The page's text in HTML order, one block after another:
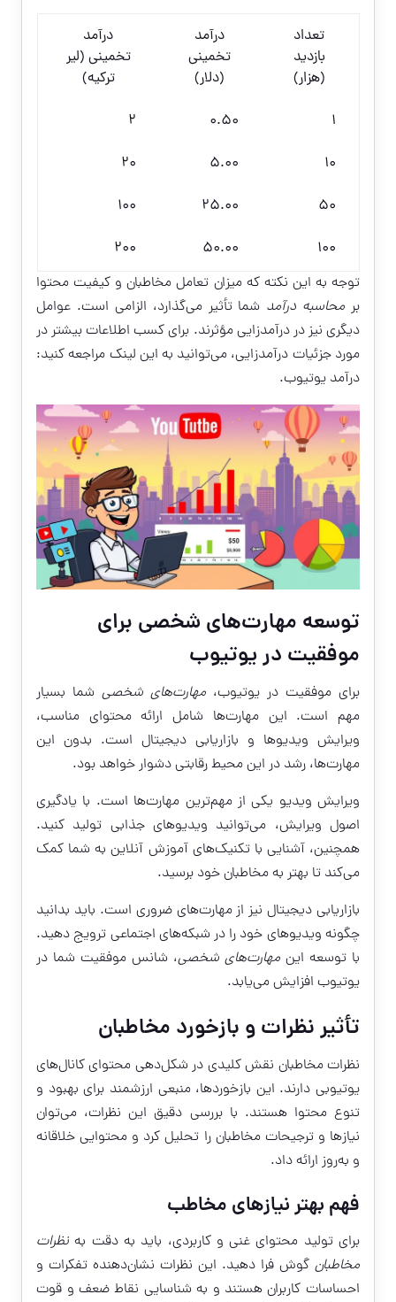
تعداد
بازدید
(هزار)
درآمد
تخمینی
(دلار)
درآمد
تخمینی (لیر
ترکیه)
1
0.50
2
10
5.00
20
50
25.00
100
100
50.00
200
توجه به این نکته که میزان تعامل مخاطبان و کیفیت محتوا
بر محاسبه درآمد شما تأثیر می‌گذارد، الزامی است. عوامل
دیگری نیز در درآمدزایی مؤثرند. برای کسب اطلاعات بیشتر در
مورد جزئیات درآمدزایی، می‌توانید به این لینک مراجعه کنید:
درآمد یوتیوب.
توسعه مهارت‌های شخصی برای
موفقیت در یوتیوب
برای موفقیت در یوتیوب، مهارت‌های شخصیشما بسیار
مهم است. این مهارت‌ها شامل ارائه محتوای مناسب،
ویرایش ویدیوها و بازاریابی دیجیتال است. بدون این
مهارت‌ها، رشد در این محیط رقابتی دشوار خواهد بود.
ویرایش ویدیو یکی از مهم‌ترین مهارت‌ها است. با یادگیری
اصول ویرایش، می‌توانید ویدیوهای جذابی تولید کنید.
همچنین، آشنایی باتکنیک‌های آموزش آنلاینبه شما کمک
می‌کند تا بهتر به مخاطبان خود برسید.
بازاریابی دیجیتال نیز از مهارت‌های ضروری است. باید بدانید
چگونه ویدیوهای خود را در شبکه‌های اجتماعی ترویج دهید.
با توسعه این مهارت‌های شخصی، شانس موفقیت شما در
یوتیوب افزایش می‌یابد.
تأثیر نظرات و بازخورد مخاطبان
نظرات مخاطبان نقش کلیدی در شکل‌دهی محتوای کانال‌های
یوتیوبی دارند. این بازخوردها، منبعی ارزشمند برای بهبود و
تنوع محتوا هستند. با بررسی دقیق این نظرات، می‌توان
نیازها و ترجیحات مخاطبان را تحلیل کرد و محتوایی خلاقانه
و به‌روز ارائه داد.
فهم بهتر نیازهای مخاطب
برای تولید محتوای غنی و کاربردی، باید به دقت به نظرات
مخاطبان گوش فرا دهید. این نظرات نشان‌دهنده تفکرات و
احساسات کاربران هستند و به شناسایی نقاط ضعف و قوت